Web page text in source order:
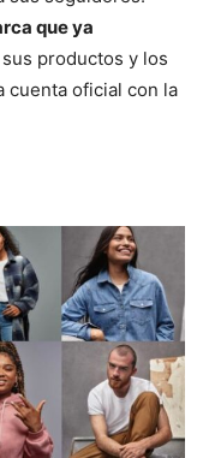
que ya
productos y los
cuenta oficial con la